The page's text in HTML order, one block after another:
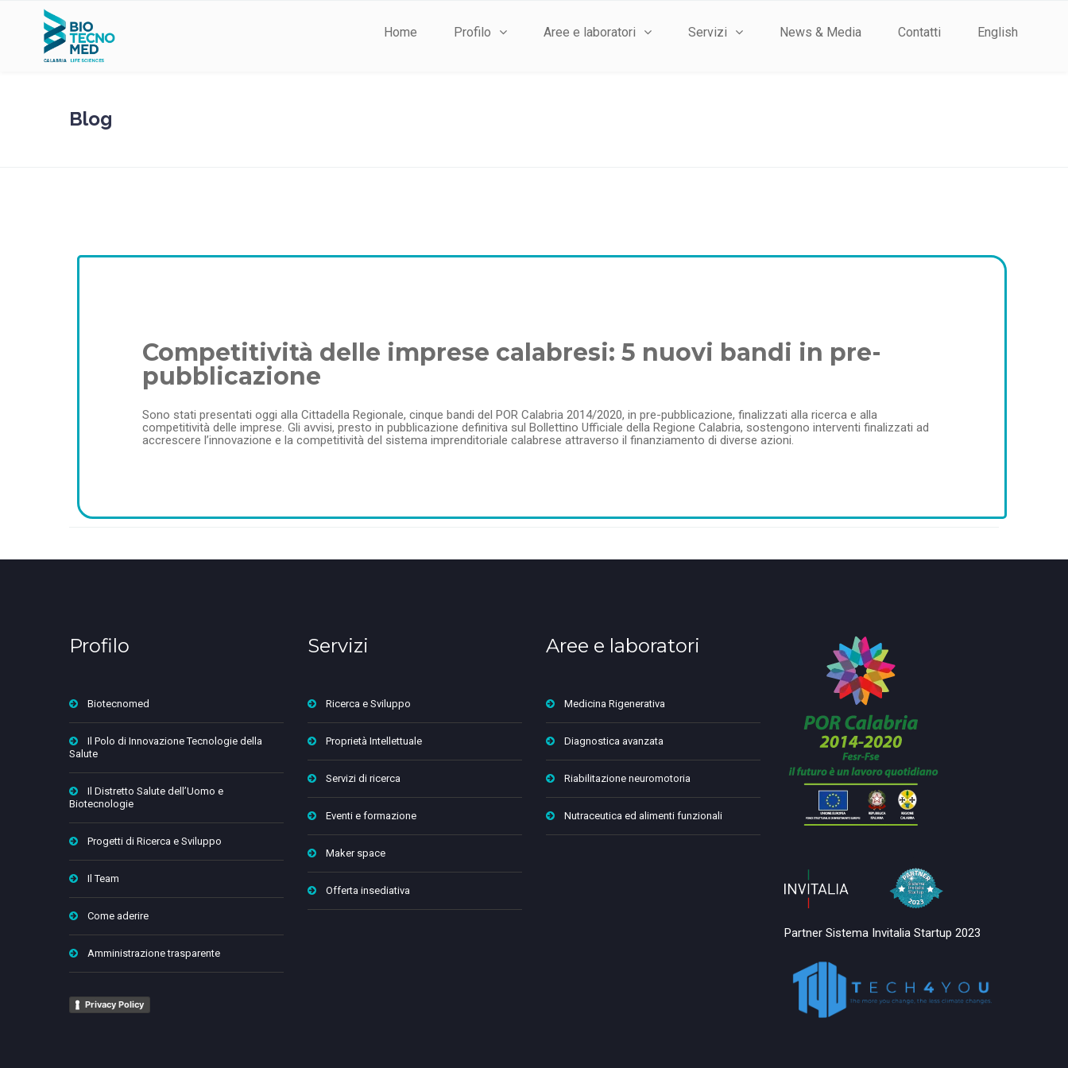
Home Profilo Aree e laboratori Servizi News & Media Contatti English
Blog
Competitività delle imprese calabresi: 5 nuovi bandi in pre-
pubblicazione
Sono stati presentati oggi alla Cittadella Regionale, cinque bandi del POR Calabria 2014/2020, in pre-pubblicazione, finalizzati alla ricerca e alla
competitività delle imprese. Gli avvisi, presto in pubblicazione definitiva sul Bollettino Ufficiale della Regione Calabria, sostengono interventi finalizzati ad
accrescere l’innovazione e la competitività del sistema imprenditoriale calabrese attraverso il finanziamento di diverse azioni.
Profilo
Biotecnomed
Il Polo di Innovazione Tecnologie della
Salute
Il Distretto Salute dell’Uomo e
Biotecnologie
Progetti di Ricerca e Sviluppo
Il Team
Come aderire
Amministrazione trasparente
Privacy Policy
Servizi
Ricerca e Sviluppo
Proprietà Intellettuale
Servizi di ricerca
Eventi e formazione
Maker space
Offerta insediativa
Aree e laboratori
Medicina Rigenerativa
Diagnostica avanzata
Riabilitazione neuromotoria
Nutraceutica ed alimenti funzionali
Partner Sistema Invitalia Startup 2023